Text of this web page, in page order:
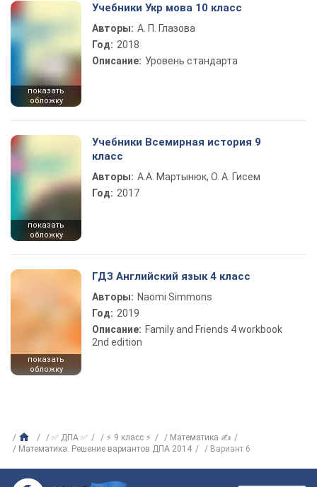
показать
обложку
Учебники Укр мова 10 класс
Авторы: А. П. Глазова
Год: 2018
Описание: Уровень стандарта
показать
обложку
Учебники Всемирная история 9
класс
Авторы: А.А. Мартынюк, О. А. Гисем
Год: 2017
показать
обложку
ГДЗ Английский язык 4 класс
Авторы: Naomi Simmons
Год: 2019
Описание: Family and Friends 4 workbook
2nd edition
✅ ДПА ✅ ⚡ 9 класс ⚡
Математика ✍
Математика. Решение вариантов ДПА 2014
Вариант 6